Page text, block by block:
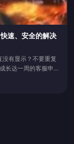
速、安全的解决
有显示？不要重复
长达一周的客服申
凭交易 ID 提交客服